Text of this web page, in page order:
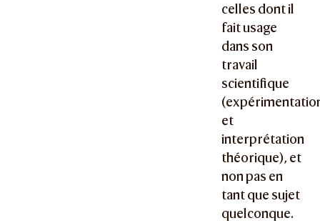
celles dont il
fait usage
dans son
travail
scientifique
et
interprétation
théorique), et
non pas en
tant que sujet
quelconque.